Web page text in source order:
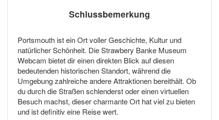
Schlussbemerkung
Portsmouth ist ein Ort voller Geschichte, Kultur und
natürlicher Schönheit. Die Strawbery Banke Museum
Webcam bietet dir einen direkten Blick auf diesen
bedeutenden historischen Standort, während die
Umgebung zahlreiche andere Attraktionen bereithält. Ob
du durch die Straßen schlenderst oder einen virtuellen
Besuch machst, dieser charmante Ort hat viel zu bieten
und ist definitiv eine Reise wert.